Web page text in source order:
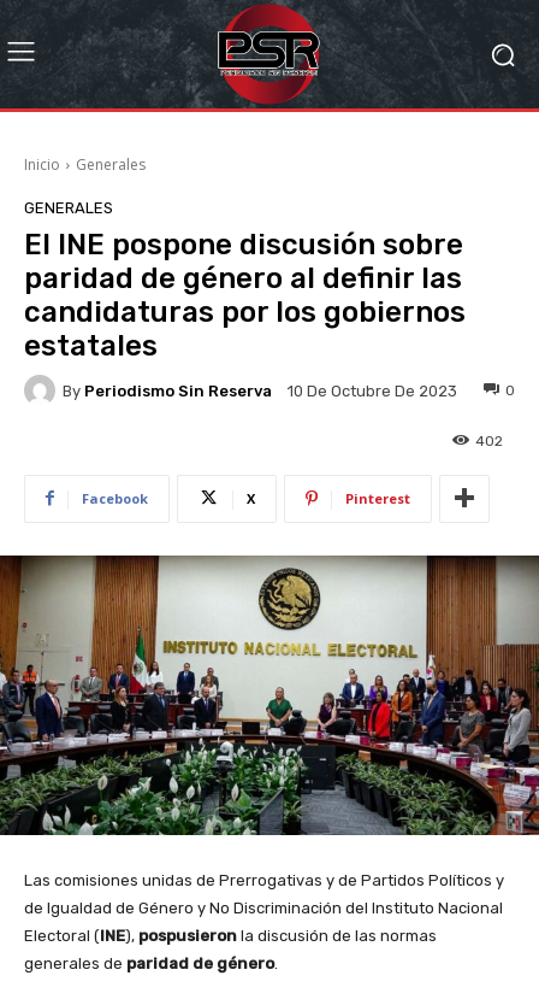
Inicio Generales
GENERALES
El INE pospone discusión sobre
paridad de género al definir las
candidaturas por los gobiernos
estatales
By Periodismo Sin Reserva 10 De Octubre De 2023 0
402
Facebook X Pinterest
Las comisiones unidas de Prerrogativas y de Partidos Políticos y
de Igualdad de Género y No Discriminación del Instituto Nacional
Electoral (INE), pospusieron la discusión de las normas
generales de paridad de género.